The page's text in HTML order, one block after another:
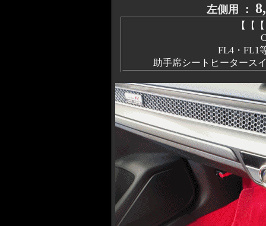
左側用 ：
【【
FL4・FL1
助手席シートヒータース